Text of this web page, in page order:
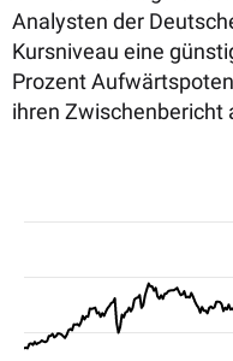
Analysten der
Kursniveau eine
Prozent
ihren Zwischenbericht